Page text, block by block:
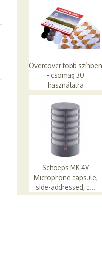
Overcover több színben
- csomag 30
használatra
Schoeps MK 4V
Microphone capsule,
side-addressed, c...